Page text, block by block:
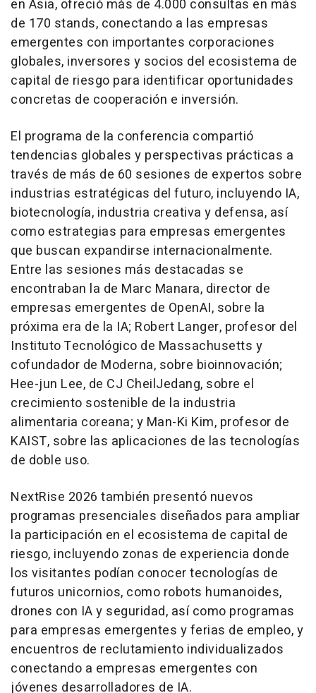
en Asia, ofreció más de 4.000 consultas en más
de 170 stands, conectando a las empresas
emergentes con importantes corporaciones
globales, inversores y socios del ecosistema de
capital de riesgo para identificar oportunidades
concretas de cooperación e inversión.
El programa de la conferencia compartió
tendencias globales y perspectivas prácticas a
través de más de 60 sesiones de expertos sobre
industrias estratégicas del futuro, incluyendo IA,
biotecnología, industria creativa y defensa, así
como estrategias para empresas emergentes
que buscan expandirse internacionalmente.
Entre las sesiones más destacadas se
encontraban la de Marc Manara, director de
empresas emergentes de OpenAI, sobre la
próxima era de la IA; Robert Langer, profesor del
Instituto Tecnológico de Massachusetts y
cofundador de Moderna, sobre bioinnovación;
Hee-jun Lee, de CJ CheilJedang, sobre el
crecimiento sostenible de la industria
alimentaria coreana; y Man-Ki Kim, profesor de
KAIST, sobre las aplicaciones de las tecnologías
de doble uso.
NextRise 2026 también presentó nuevos
programas presenciales diseñados para ampliar
la participación en el ecosistema de capital de
riesgo, incluyendo zonas de experiencia donde
los visitantes podían conocer tecnologías de
futuros unicornios, como robots humanoides,
drones con IA y seguridad, así como programas
para empresas emergentes y ferias de empleo, y
encuentros de reclutamiento individualizados
conectando a empresas emergentes con
jóvenes desarrolladores de IA.